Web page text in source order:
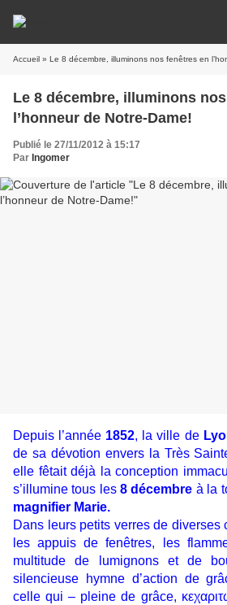
Accueil » Le 8 décembre, illuminons nos fenêtres en
Le 8 décembre, illuminons
l’honneur de Notre-Dame!
Publié le 27/11/2012 à 15:17
Par Ingomer
Depuis l’année 1852, la ville de
de sa dévotion envers la Très
elle fêtait déjà la conception
s’illumine tous les8 décembre à la
magnifier Marie.
Dans leurs petits verres de diverses
les appuis de fenêtres, les
multitude de lumignons et de
silencieuse hymne d’action de
celle qui – pleine de grâce,